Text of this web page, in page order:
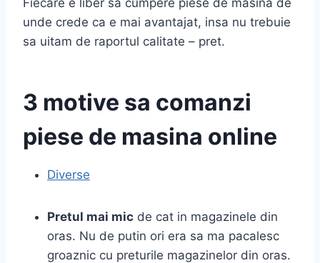
Fiecare e liber sa cumpere piese de masina de
unde crede ca e mai avantajat, insa nu trebuie
sa uitam de raportul calitate – pret.
3 motive sa comanzi
piese de masina online
Diverse
Pretul mai mic de cat in magazinele din
oras. Nu de putin ori era sa ma pacalesc
groaznic cu preturile magazinelor din oras.